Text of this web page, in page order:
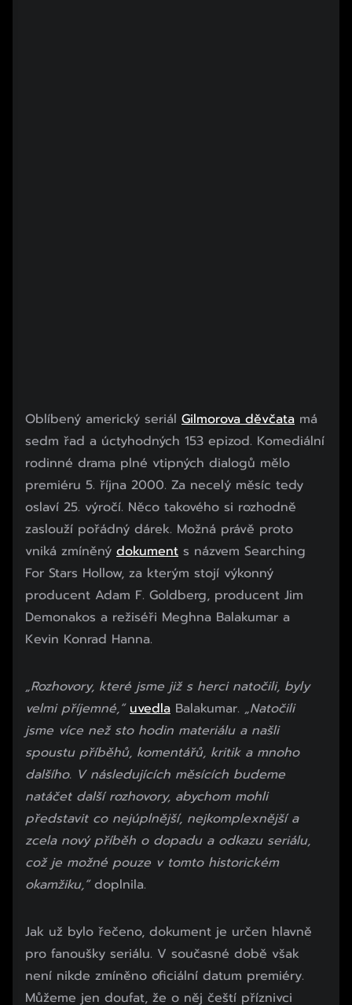
Oblíbený americký seriál Gilmorova děvčata má
sedm řad a úctyhodných 153 epizod. Komediální
rodinné drama plné vtipných dialogů mělo
premiéru 5. října 2000. Za necelý měsíc tedy
oslaví 25. výročí. Něco takového si rozhodně
zaslouží pořádný dárek. Možná právě proto
vniká zmíněný dokument s názvem Searching
For Stars Hollow, za kterým stojí výkonný
producent Adam F. Goldberg, producent Jim
Demonakos a režiséři Meghna Balakumar a
Kevin Konrad Hanna.
„Rozhovory, které jsme již s herci natočili, byly
velmi příjemné,“ uvedla Balakumar. „Natočili
jsme více než sto hodin materiálu a našli
spoustu příběhů, komentářů, kritik a mnoho
dalšího. V následujících měsících budeme
natáčet další rozhovory, abychom mohli
představit co nejúplnější, nejkomplexnější a
zcela nový příběh o dopadu a odkazu seriálu,
což je možné pouze v tomto historickém
okamžiku,“doplnila.
Jak už bylo řečeno, dokument je určen hlavně
pro fanoušky seriálu. V současné době však
není nikde zmíněno oficiální datum premiéry.
Můžeme jen doufat, že o něj čeští příznivci